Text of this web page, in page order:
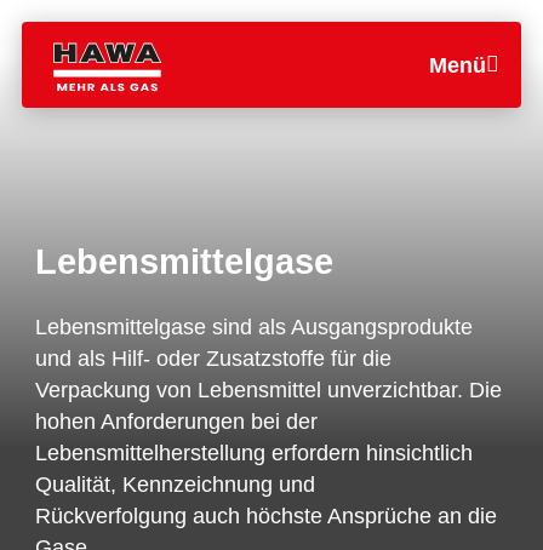
Menü
Lebensmittelgase
Lebensmittelgase sind als Ausgangsprodukte
und als Hilf- oder Zusatzstoffe für die
Verpackung von Lebensmittel unverzichtbar. Die
hohen Anforderungen bei der
Lebensmittelherstellung erfordern hinsichtlich
Qualität, Kennzeichnung und
Rückverfolgung auch höchste Ansprüchean die